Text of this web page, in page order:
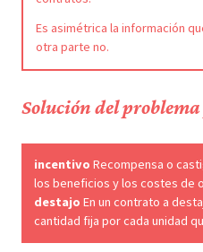
Es asimétrica la información
otra parte no.
Solución del
incentivo Recompensa o
los beneficios y los costes de
destajo En un contrato a
cantidad fija por cada unidad